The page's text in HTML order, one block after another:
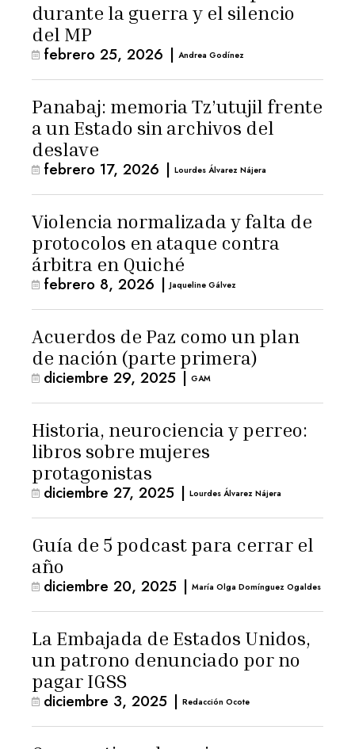
durante la guerra y el silencio
del MP
febrero 25, 2026 | Andrea Godínez
Panabaj: memoria Tz’utujil frente
a un Estado sin archivos del
deslave
febrero 17, 2026 | Lourdes Álvarez Nájera
Violencia normalizada y falta de
protocolos en ataque contra
árbitra en Quiché
febrero 8, 2026 | Jaqueline Gálvez
Acuerdos de Paz como un plan
de nación (parte primera)
diciembre 29, 2025 | GAM
Historia, neurociencia y perreo:
libros sobre mujeres
protagonistas
diciembre 27, 2025 | Lourdes Álvarez Nájera
Guía de 5 podcast para cerrar el
año
diciembre 20, 2025 | María Olga Domínguez Ogaldes
La Embajada de Estados Unidos,
un patrono denunciado por no
pagar IGSS
diciembre 3, 2025 | Redacción Ocote